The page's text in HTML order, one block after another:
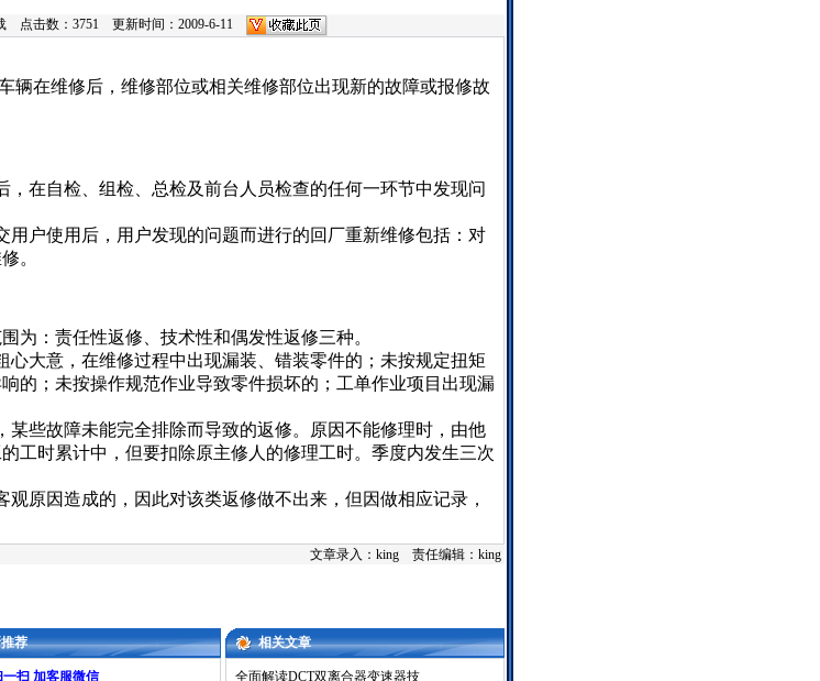
点击数： 3751 更新时间：2009-6-11
辆在维修后，维修部位或相关维修部位出现新的故障或报修故
，在自检、组检、总检及前台人员检查的任何一环节中发现问
用户使用后，用户发现的问题而进行的回厂重新维修包括：对
。
为：责任性返修、技术性和偶发性返修三种。
心大意，在维修过程中出现漏装、错装零件的；未按规定扭矩
的；未按操作规范作业导致零件损坏的；工单作业项目出现漏
某些故障未能完全排除而导致的返修。原因不能修理时，由他
工时累计中，但要扣除原主修人的修理工时。季度内发生三次
原因造成的，因此对该类返修做不出来，但因做相应记录，
文章录入：king 责任编辑：king
荐 相关文章
一扫 加客服微信 全面解读DCT双离合器变速器技